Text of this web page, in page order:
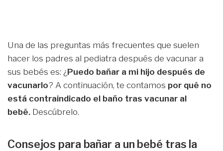
Una de las preguntas más frecuentes que suelen
hacer los padres al pediatra después de vacunar a
sus bebés es: ¿ Puedo bañar a mi hijo después de
vacunarlo? A continuación, te contamos por qué no
está contraindicado el baño tras vacunar al
bebé. Descúbrelo.
Consejos para bañar a un bebé tras la